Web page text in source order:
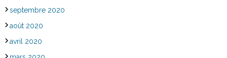
septembre 2020
août 2020
avril 2020